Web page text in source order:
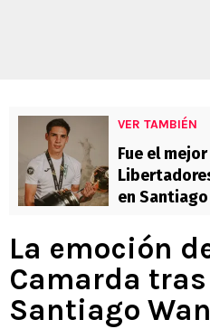
VER TAMBIÉN
Fue el
en
La emoción
Camarda
Santiago